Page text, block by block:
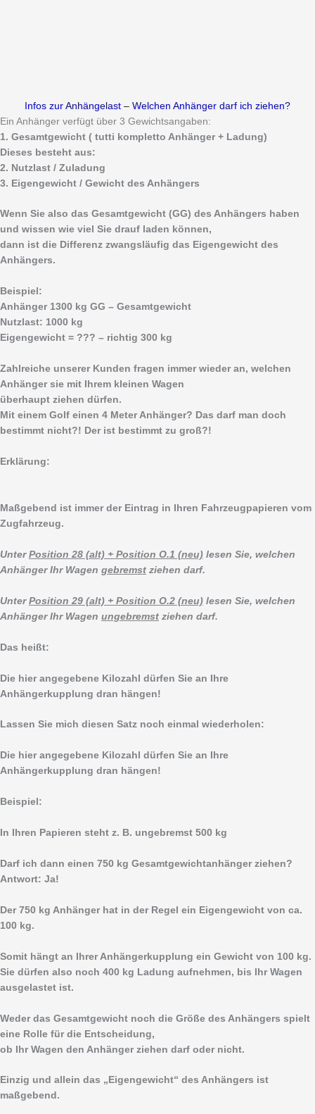
Infos zur Anhängelast – Welchen Anhänger darf ich ziehen?
Ein Anhänger verfügt über 3 Gewichtsangaben:
1. Gesamtgewicht ( tutti kompletto Anhänger + Ladung)
Dieses besteht aus:
2. Nutzlast / Zuladung
3. Eigengewicht / Gewicht des Anhängers
Wenn Sie also das Gesamtgewicht (GG) des Anhängers haben
und wissen wie viel Sie drauf laden können,
dann ist die Differenz zwangsläufig das Eigengewicht des
Anhängers.
Beispiel:
Anhänger 1300 kg GG – Gesamtgewicht
Nutzlast: 1000 kg
Eigengewicht = ??? – richtig 300 kg
Zahlreiche unserer Kunden fragen immer wieder an, welchen
Anhänger sie mit Ihrem kleinen Wagen
überhaupt ziehen dürfen.
Mit einem Golf einen 4 Meter Anhänger? Das darf man doch
bestimmt nicht?! Der ist bestimmt zu groß?!
Erklärung:
Maßgebend ist immer der Eintrag in Ihren Fahrzeugpapieren vom
Zugfahrzeug.
Unter Position 28 (alt) + Position O.1 (neu) lesen Sie, welchen
Anhänger Ihr Wagen gebremst ziehen darf.
Unter Position 29 (alt) + Position O.2 (neu) lesen Sie, welchen
Anhänger Ihr Wagen ungebremst ziehen darf.
Das heißt:
Die hier angegebene Kilozahl dürfen Sie an Ihre
Anhängerkupplung dran hängen!
Lassen Sie mich diesen Satz noch einmal wiederholen:
Die hier angegebene Kilozahl dürfen Sie an Ihre
Anhängerkupplung dran hängen!
Beispiel:
In Ihren Papieren steht z. B. ungebremst 500 kg
Darf ich dann einen 750 kg Gesamtgewichtanhänger ziehen?
Antwort: Ja!
Der 750 kg Anhänger hat in der Regel ein Eigengewicht von ca.
100 kg.
Somit hängt an Ihrer Anhängerkupplung ein Gewicht von 100 kg.
Sie dürfen also noch 400 kg Ladung aufnehmen, bis Ihr Wagen
ausgelastet ist.
Weder das Gesamtgewicht noch die Größe des Anhängers spielt
eine Rolle für die Entscheidung,
ob Ihr Wagen den Anhänger ziehen darf oder nicht.
Einzig und allein das „Eigengewicht“ des Anhängers ist
maßgebend.